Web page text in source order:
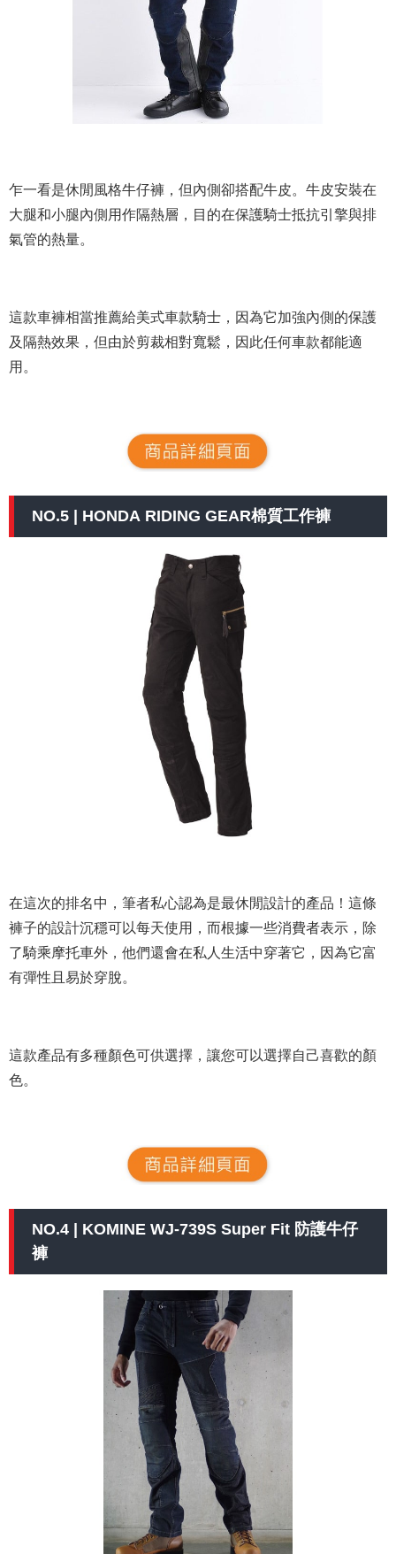
乍一看是休閒風格牛仔褲，但內側卻搭配牛皮。牛皮安裝在
大腿和小腿內側用作隔熱層，目的在保護騎士抵抗引擎與排
氣管的熱量。
這款車褲相當推薦給美式車款騎士，因為它加強內側的保護
及隔熱效果，但由於剪裁相對寬鬆，因此任何車款都能適
用。
NO.5 | HONDA RIDING GEAR棉質工作褲
在這次的排名中，筆者私心認為是最休閒設計的產品！這條
褲子的設計沉穩可以每天使用，而根據一些消費者表示，除
了騎乘摩托車外，他們還會在私人生活中穿著它，因為它富
有彈性且易於穿脫。
這款產品有多種顏色可供選擇，讓您可以選擇自己喜歡的顏
色。
NO.4 | KOMINE WJ-739S Super Fit 防護牛仔
褲